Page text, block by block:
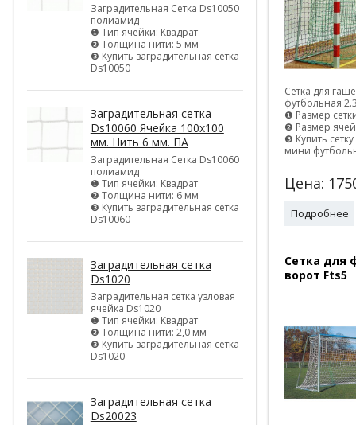
Заградительная Сетка Ds10050
полиамид
❶ Тип ячейки: Квадрат
❷ Толщина нити: 5 мм
❸ Купить заградительная сетка
Ds10050
Заградительная сетка
Ds10060 Ячейка 100х100
мм. Нить 6 мм. ПА
Заградительная Сетка Ds10060
полиамид
❶ Тип ячейки: Квадрат
❷ Толщина нити: 6 мм
❸ Купить заградительная сетка
Ds10060
Заградительная сетка
Ds1020
Заградительная сетка узловая
ячейка Ds1020
❶ Тип ячейки: Квадрат
❷ Толщина нити: 2,0 мм
❸ Купить заградительная сетка
Ds1020
Заградительная сетка
Ds20023
Сетка для
футбольная
❶ Размер
❷ Размер
❸ Купить
мини
Цена:
Подробнее
Сетка для
ворот Fts5